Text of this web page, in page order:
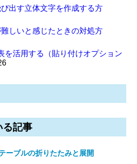
出す立体文字を作成する方
しいと感じたときの対処方
を活用する（貼り付けオプション
る記事
ーブルの折りたたみと展開